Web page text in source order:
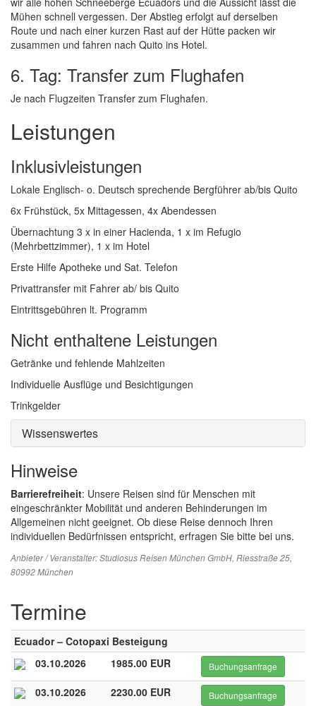
Mühen schnell vergessen. Der Abstieg erfolgt auf derselben
Route und nach einer kurzen Rast auf der Hütte packen wir
zusammen und fahren nach Quito ins Hotel.
6. Tag: Transfer zum Flughafen
Je nach Flugzeiten Transfer zum Flughafen.
Leistungen
Inklusivleistungen
Lokale Englisch- o. Deutsch sprechende Bergführer ab/bis Quito
6x Frühstück, 5x Mittagessen, 4x Abendessen
Übernachtung 3 x in einer Hacienda, 1 x im Refugio
(Mehrbettzimmer), 1 x im Hotel
Erste Hilfe Apotheke und Sat. Telefon
Privattransfer mit Fahrer ab/ bis Quito
Eintrittsgebühren lt. Programm
Nicht enthaltene Leistungen
Getränke und fehlende Mahlzeiten
Individuelle Ausflüge und Besichtigungen
Trinkgelder
Wissenswertes
Hinweise
Barrierefreiheit: Unsere Reisen sind für Menschen mit
eingeschränkter Mobilität und anderen Behinderungen im
Allgemeinen nicht geeignet. Ob diese Reise dennoch Ihren
individuellen Bedürfnissen entspricht, erfragen Sie bitte bei uns.
Anbieter / Veranstalter:Studiosus Reisen München GmbH, Riesstraße 25,
80992 München
Termine
Ecuador – Cotopaxi Besteigung
03.10.2026
1985.00 EUR Buchungsanfrage
03.10.2026 2230.00 EUR Buchungsanfrage